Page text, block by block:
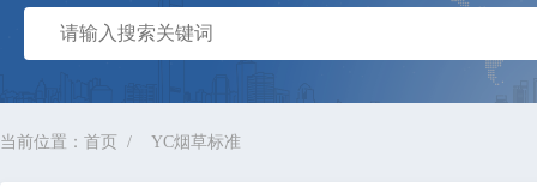
当前位置： 首页 YC烟草标准